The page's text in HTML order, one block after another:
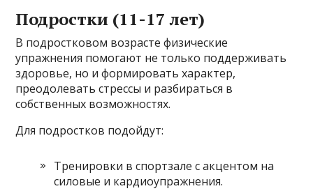
Подростки (11-17 лет)
В подростковом возрасте физические
упражнения помогают не только поддерживать
здоровье, но и формировать характер,
преодолевать стрессы и разбираться в
собственных возможностях.
Для подростков подойдут:
Тренировки в спортзале с акцентом на
силовые и кардиоупражнения.